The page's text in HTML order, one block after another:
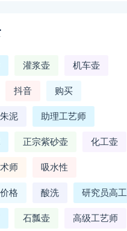
灌浆壶 机车壶
抖音 购买
泥 助理工艺师
正宗紫砂壶 化工壶
师 吸水性
格 酸洗 研究员高工
石瓢壶 高级工艺师